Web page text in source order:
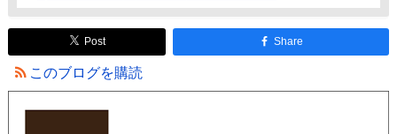
Post Share
このブログを購読